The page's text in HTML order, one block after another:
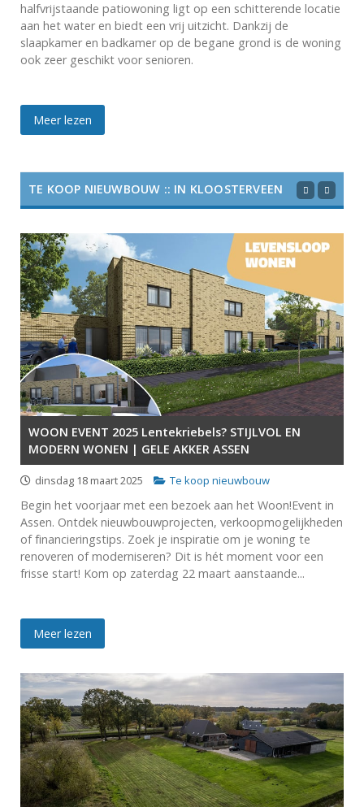
halfvrijstaande patiowoning ligt op een schitterende locatie
aan het water en biedt een vrij uitzicht. Dankzij de
slaapkamer en badkamer op de begane grond is de woning
ook zeer geschikt voor senioren.
Meer lezen
TE KOOP NIEUWBOUW :: IN KLOOSTERVEEN
WOON EVENT 2025 Lentekriebels? STIJLVOL EN
MODERN WONEN | GELE AKKER ASSEN
dinsdag 18 maart 2025 Te koop nieuwbouw
Begin het voorjaar met een bezoek aan het Woon!Event in
Assen. Ontdek nieuwbouwprojecten, verkoopmogelijkheden
of financieringstips. Zoek je inspiratie om je woning te
renoveren of moderniseren? Dit is hét moment voor een
frisse start! Kom op zaterdag 22 maart aanstaande...
Meer lezen